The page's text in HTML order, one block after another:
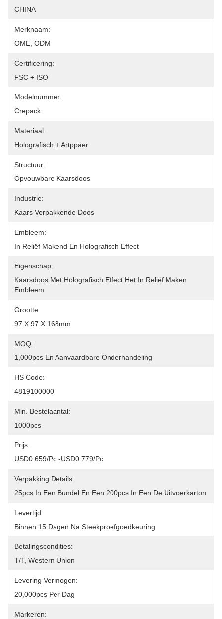
CHINA
Merknaam:
OME, ODM
Certificering:
FSC + ISO
Modelnummer:
Crepack
Materiaal:
Holografisch + Artppaer
Structuur:
Opvouwbare Kaarsdoos
Industrie:
Kaars Verpakkende Doos
Embleem:
In Reliëf Makend En Holografisch Effect
Eigenschap:
Kaarsdoos Met Holografisch Effect Het In Reliëf Maken
Embleem
Grootte:
97 X 97 X 168mm
MOQ:
1,000pcs En Aanvaardbare Onderhandeling
HS Code:
4819100000
Min. Bestelaantal:
1000pcs
Prijs:
USD0.659/pc -USD0.779/pc
Verpakking Details:
25pcs In Een Bundel En Een 200pcs In Een De Uitvoerkarton
Levertijd:
Binnen 15 Dagen Na Steekproefgoedkeuring
Betalingscondities:
T/T, Western Union
Levering Vermogen:
20,000pcs Per Dag
Markeren: